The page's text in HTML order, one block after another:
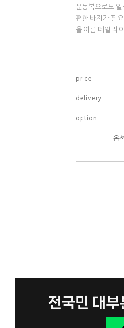
운동복으로도
편한 바지가 필
올 여름 데일리
p r i c e
d e l i v e r y
o p t i o n
옵션